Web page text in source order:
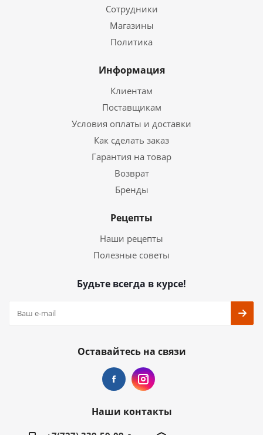
Сотрудники
Магазины
Политика
Информация
Клиентам
Поставщикам
Условия оплаты и доставки
Как сделать заказ
Гарантия на товар
Возврат
Бренды
Рецепты
Наши рецепты
Полезные советы
Будьте всегда в курсе!
Оставайтесь на связи
Наши контакты